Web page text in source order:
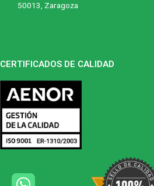
50013, Zaragoza
CERTIFICADOS DE CALIDAD